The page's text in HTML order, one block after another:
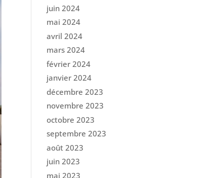
juin 2024
mai 2024
avril 2024
mars 2024
février 2024
janvier 2024
décembre 2023
novembre 2023
octobre 2023
septembre 2023
août 2023
juin 2023
mai 2023